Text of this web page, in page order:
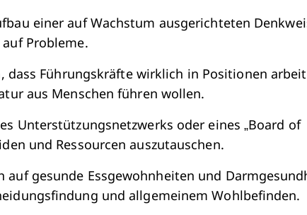
einer auf Wachstum ausgerichteten
Probleme.
dass Führungskräfte wirklich in Positionen
aus Menschen führen wollen.
Unterstützungsnetzwerks oder eines „Board of
und Ressourcen auszutauschen.
auf gesunde Essgewohnheiten und
und allgemeinem Wohlbefinden.